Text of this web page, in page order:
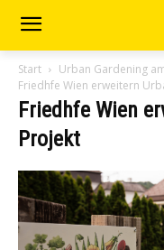
Start
Urban Gardening
Friedhfe Wien erweitern
Friedhfe Wien
Projekt